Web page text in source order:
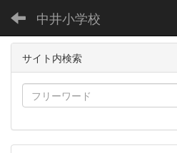
中井小学校
サイト内検索